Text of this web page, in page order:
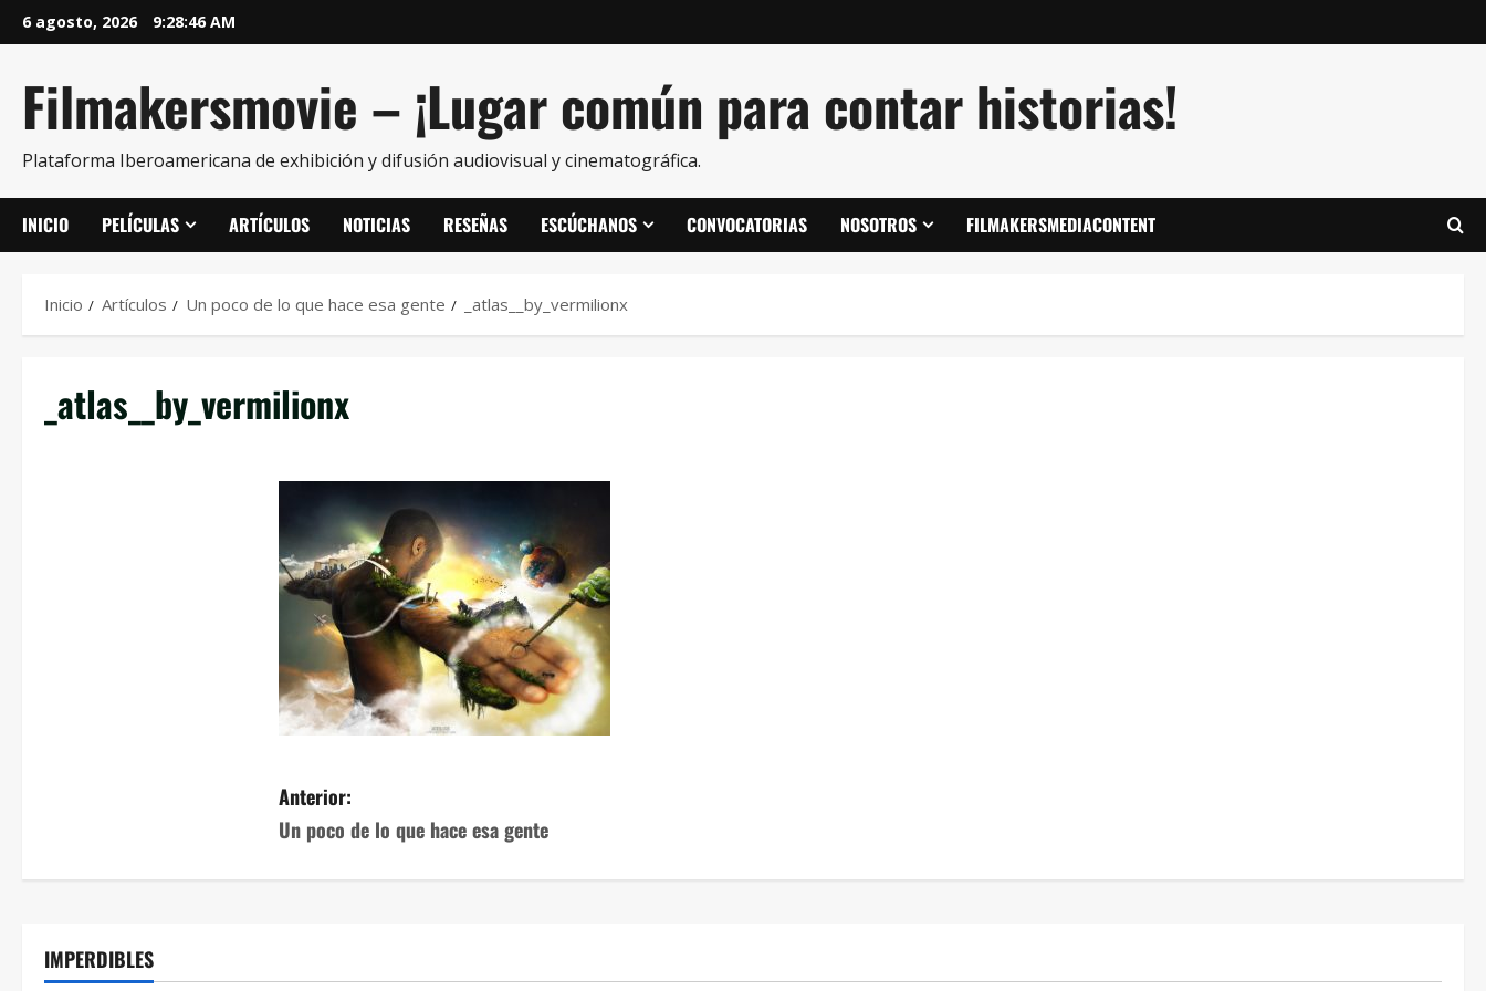
6 agosto, 2026 9:28:46 AM
Filmakersmovie – ¡Lugar común para contar historias!
Plataforma Iberoamericana de exhibición y difusión audiovisual y cinematográfica.
INICIO PELÍCULAS ARTÍCULOS NOTICIAS RESEÑAS ESCÚCHANOS CONVOCATORIAS NOSOTROS FILMAKERSMEDIACONTENT
Inicio Artículos Un poco de lo que hace esa gente _atlas__by_vermilionx
_atlas__by_vermilionx
Anterior:
Un poco de lo que hace esa gente
IMPERDIBLES